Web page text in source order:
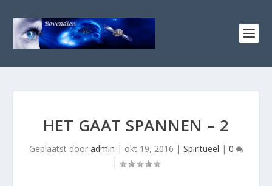
HET GAAT SPANNEN – 2
Geplaatst door admin | okt 19, 2016 | Spiritueel | 0
|